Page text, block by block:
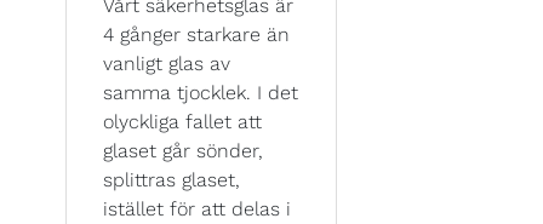
Vårt säkerhetsglas är
4 gånger starkare än
vanligt glas av
samma tjocklek. I det
olyckliga fallet att
glaset går sönder,
splittras glaset,
istället för att delas i